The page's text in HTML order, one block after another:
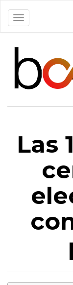
Alternar
Las